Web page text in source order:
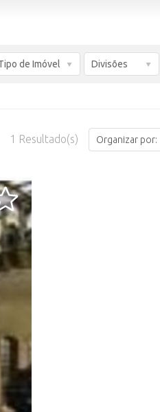
de Imóvel Divisões
1 Resultado(s) Organizar por: